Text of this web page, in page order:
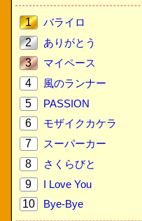
1
バライロ
2
ありがとう
3
マイペース
4
風のランナー
5
PASSION
6
モザイクカケラ
7
スーパーカー
8
さくらびと
9
I Love You
10
Bye-Bye